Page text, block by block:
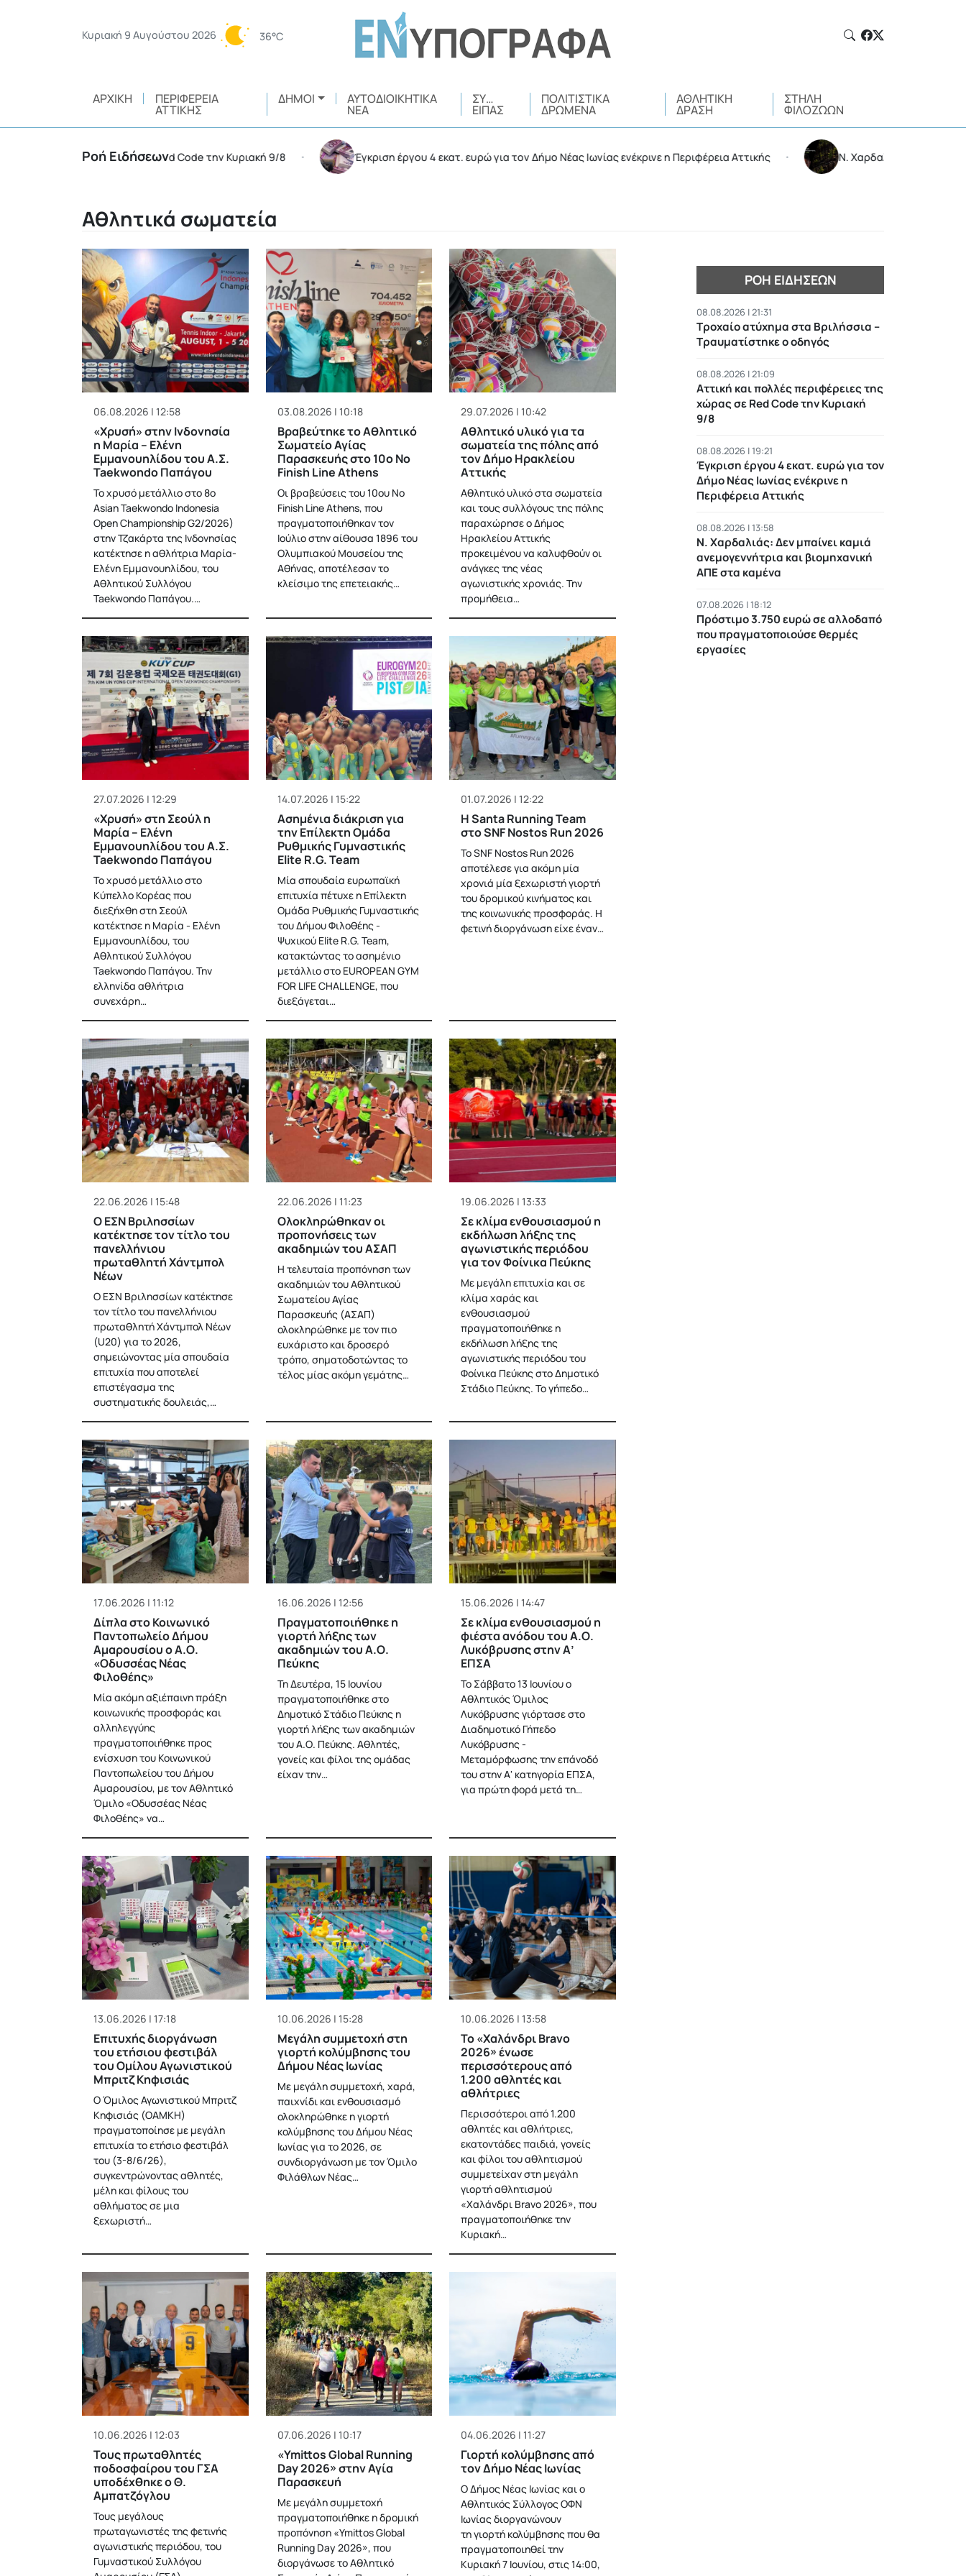
Κυριακή 9 Αυγούστου 2026 36°C
ΑΡΧΙΚΉ ΠΕΡΙΦΈΡΕΙΑ
ΑΤΤΙΚΉΣ
ΔΉΜΟΙ ΑΥΤΟΔΙΟΙΚΗΤΙΚΆ
ΝΈΑ
ΣΥ…
ΕΊΠΑΣ
ΠΟΛΙΤΙΣΤΙΚΆ
ΔΡΏΜΕΝΑ
ΑΘΛΗΤΙΚΉ
ΔΡΆΣΗ
ΣΤΉΛΗ
ΦΙΛΌΖΩΩΝ
Ροή Ειδήσεων
της χώρας σε Red Code την Κυριακή 9/8 • Έγκριση έργου 4 εκατ. ευρώ για τον Δήμο Νέας Ιωνίας ενέκρινε η Περιφέρεια Αττικής • Ν. Χαρδαλιάς: Δεν μπαίνει καμιά
Αθλητικά σωματεία
06.08.2026 | 12:58
«Χρυσή» στην Ινδονησία
η Μαρία – Ελένη
Εμμανουηλίδου του Α.Σ.
Taekwondo Παπάγου
Το χρυσό μετάλλιο στο 8ο
Αsian Taekwondo Indonesia
Open Championship G2/2026)
στην Τζακάρτα της Ινδονησίας
κατέκτησε η αθλήτρια Μαρία-
Ελένη Εμμανουηλίδου, του
Αθλητικού Συλλόγου
Taekwondo Παπάγου.…
03.08.2026 | 10:18
Βραβεύτηκε το Αθλητικό
Σωματείο Αγίας
Παρασκευής στο 10ο No
Finish Line Athens
Οι βραβεύσεις του 10ου No
Finish Line Athens, που
πραγματοποιήθηκαν τον
Ιούλιο στην αίθουσα 1896 του
Ολυμπιακού Μουσείου της
Αθήνας, αποτέλεσαν το
κλείσιμο της επετειακής…
29.07.2026 | 10:42
Αθλητικό υλικό για τα
σωματεία της πόλης από
τον Δήμο Ηρακλείου
Αττικής
Αθλητικό υλικό στα σωματεία
και τους συλλόγους της πόλης
παραχώρησε ο Δήμος
Ηρακλείου Αττικής
προκειμένου να καλυφθούν οι
ανάγκες της νέας
αγωνιστικής χρονιάς. Την
προμήθεια…
27.07.2026 | 12:29
«Χρυσή» στη Σεούλ η
Μαρία – Ελένη
Εμμανουηλίδου του Α.Σ.
Taekwondo Παπάγου
To χρυσό μετάλλιο στο
Κύπελλο Κορέας που
διεξήχθη στη Σεούλ
κατέκτησε η Μαρία - Ελένη
Εμμανουηλίδου, του
Αθλητικού Συλλόγου
Taekwondo Παπάγου. Την
ελληνίδα αθλήτρια
συνεχάρη…
14.07.2026 | 15:22
Ασημένια διάκριση για
την Επίλεκτη Ομάδα
Ρυθμικής Γυμναστικής
Elite R.G. Team
Μία σπουδαία ευρωπαϊκή
επιτυχία πέτυχε η Επίλεκτη
Ομάδα Ρυθμικής Γυμναστικής
του Δήμου Φιλοθέης -
Ψυχικού Elite R.G. Team,
κατακτώντας το ασημένιο
μετάλλιο στο EUROPEAN GYM
FOR LIFE CHALLENGE, που
διεξάγεται…
01.07.2026 | 12:22
H Santa Running Team
στο SNF Nostos Run 2026
Το SNF Nostos Run 2026
αποτέλεσε για ακόμη μία
χρονιά μία ξεχωριστή γιορτή
του δρομικού κινήματος και
της κοινωνικής προσφοράς. Η
φετινή διοργάνωση είχε έναν…
22.06.2026 | 15:48
Ο ΕΣΝ Βριλησσίων
κατέκτησε τον τίτλο του
πανελλήνιου
πρωταθλητή Χάντμπολ
Νέων
Ο ΕΣΝ Βριλησσίων κατέκτησε
τον τίτλο του πανελλήνιου
πρωταθλητή Χάντμπολ Νέων
(U20) για το 2026,
σημειώνοντας μία σπουδαία
επιτυχία που αποτελεί
επιστέγασμα της
συστηματικής δουλειάς,…
22.06.2026 | 11:23
Ολοκληρώθηκαν οι
προπονήσεις των
ακαδημιών του ΑΣΑΠ
Η τελευταία προπόνηση των
ακαδημιών του Αθλητικού
Σωματείου Αγίας
Παρασκευής (ΑΣΑΠ)
ολοκληρώθηκε με τον πιο
ευχάριστο και δροσερό
τρόπο, σηματοδοτώντας το
τέλος μίας ακόμη γεμάτης…
19.06.2026 | 13:33
Σε κλίμα ενθουσιασμού η
εκδήλωση λήξης της
αγωνιστικής περιόδου
για τον Φοίνικα Πεύκης
Με μεγάλη επιτυχία και σε
κλίμα χαράς και
ενθουσιασμού
πραγματοποιήθηκε η
εκδήλωση λήξης της
αγωνιστικής περιόδου του
Φοίνικα Πεύκης στο Δημοτικό
Στάδιο Πεύκης. Το γήπεδο…
17.06.2026 | 11:12
Δίπλα στο Κοινωνικό
Παντοπωλείο Δήμου
Αμαρουσίου ο Α.Ο.
«Οδυσσέας Νέας
Φιλοθέης»
Μία ακόμη αξιέπαινη πράξη
κοινωνικής προσφοράς και
αλληλεγγύης
πραγματοποιήθηκε προς
ενίσχυση του Κοινωνικού
Παντοπωλείου του Δήμου
Αμαρουσίου, με τον Αθλητικό
Όμιλο «Οδυσσέας Νέας
Φιλοθέης» να…
16.06.2026 | 12:56
Πραγματοποιήθηκε η
γιορτή λήξης των
ακαδημιών του Α.Ο.
Πεύκης
Τη Δευτέρα, 15 Ιουνίου
πραγματοποιήθηκε στο
Δημοτικό Στάδιο Πεύκης η
γιορτή λήξης των ακαδημιών
του Α.Ο. Πεύκης. Αθλητές,
γονείς και φίλοι της ομάδας
είχαν την…
15.06.2026 | 14:47
Σε κλίμα ενθουσιασμού η
φιέστα ανόδου του Α.Ο.
Λυκόβρυσης στην Α’
ΕΠΣΑ
Το Σάββατο 13 Ιουνίου ο
Αθλητικός Όμιλος
Λυκόβρυσης γιόρτασε στο
Διαδημοτικό Γήπεδο
Λυκόβρυσης -
Μεταμόρφωσης την επάνοδό
του στην Α' κατηγορία ΕΠΣΑ,
για πρώτη φορά μετά τη…
13.06.2026 | 17:18
Επιτυχής διοργάνωση
του ετήσιου φεστιβάλ
του Ομίλου Αγωνιστικού
Μπριτζ Κηφισιάς
Ο Όμιλος Αγωνιστικού Μπριτζ
Κηφισιάς (ΟΑΜΚΗ)
πραγματοποίησε με μεγάλη
επιτυχία το ετήσιο φεστιβάλ
του (3-8/6/26),
συγκεντρώνοντας αθλητές,
μέλη και φίλους του
αθλήματος σε μια
ξεχωριστή…
10.06.2026 | 15:28
Μεγάλη συμμετοχή στη
γιορτή κολύμβησης του
Δήμου Νέας Ιωνίας
Με μεγάλη συμμετοχή, χαρά,
παιχνίδι και ενθουσιασμό
ολοκληρώθηκε η γιορτή
κολύμβησης του Δήμου Νέας
Ιωνίας για το 2026, σε
συνδιοργάνωση με τον Όμιλο
Φιλάθλων Νέας…
10.06.2026 | 13:58
Το «Χαλάνδρι Bravo
2026» ένωσε
περισσότερους από
1.200 αθλητές και
αθλήτριες
Περισσότεροι από 1.200
αθλητές και αθλήτριες,
εκατοντάδες παιδιά, γονείς
και φίλοι του αθλητισμού
συμμετείχαν στη μεγάλη
γιορτή αθλητισμού
«Χαλάνδρι Bravo 2026», που
πραγματοποιήθηκε την
Κυριακή…
10.06.2026 | 12:03
Τους πρωταθλητές
ποδοσφαίρου του ΓΣΑ
υποδέχθηκε ο Θ.
Αμπατζόγλου
Τους μεγάλους
πρωταγωνιστές της φετινής
αγωνιστικής περιόδου, του
Γυμναστικού Συλλόγου
07.06.2026 | 10:17
«Ymittos Global Running
Day 2026» στην Αγία
Παρασκευή
Με μεγάλη συμμετοχή
πραγματοποιήθηκε η δρομική
προπόνηση «Ymittos Global
Running Day 2026», που
διοργάνωσε το Αθλητικό
04.06.2026 | 11:27
Γιορτή κολύμβησης από
τον Δήμο Νέας Ιωνίας
Ο Δήμος Νέας Ιωνίας και ο
Αθλητικός Σύλλογος ΟΦΝ
Ιωνίας διοργανώνουν
τη γιορτή κολύμβησης που θα
πραγματοποιηθεί την
Κυριακή 7 Ιουνίου, στις 14:00,
ΡΟΉ ΕΙΔΉΣΕΩΝ
08.08.2026 | 21:31
Τροχαίο ατύχημα στα Βριλήσσια –
Τραυματίστηκε ο οδηγός
08.08.2026 | 21:09
Αττική και πολλές περιφέρειες της
χώρας σε Red Code την Κυριακή
9/8
08.08.2026 | 19:21
Έγκριση έργου 4 εκατ. ευρώ για τον
Δήμο Νέας Ιωνίας ενέκρινε η
Περιφέρεια Αττικής
08.08.2026 | 13:58
Ν. Χαρδαλιάς: Δεν μπαίνει καμιά
ανεμογεννήτρια και βιομηχανική
ΑΠΕ στα καμένα
07.08.2026 | 18:12
Πρόστιμο 3.750 ευρώ σε αλλοδαπό
που πραγματοποιούσε θερμές
εργασίες